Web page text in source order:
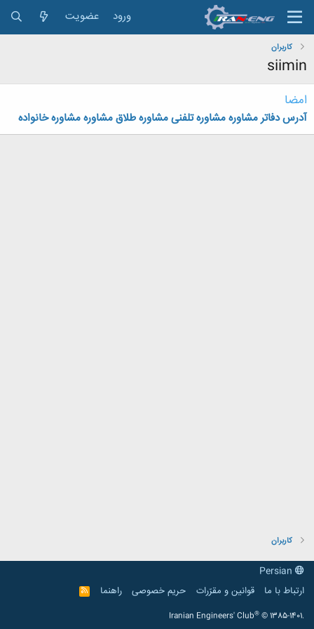
ورود عضویت
کاربران
siimin
امضا
آدرس دفاتر مشاورهمشاوره تلفنیمشاوره طلاقمشاورهمشاوره خانواده
کاربران
ارتباط با ما
قوانین و مقرّرات حریم خصوصی راهنما
R
S
Iranian Engineers' Club® © 1385-1401.